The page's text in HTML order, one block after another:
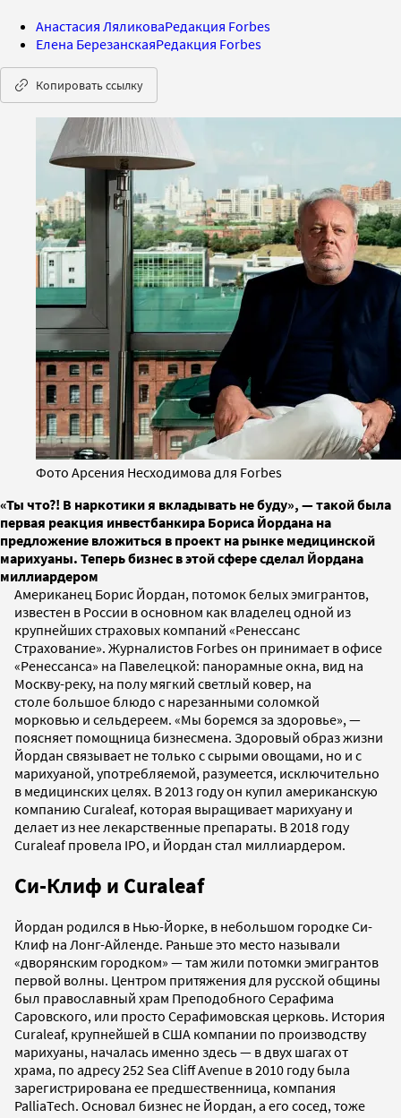
Анастасия ЛяликоваРедакция Forbes
Елена БерезанскаяРедакция Forbes
Копировать ссылку
Фото Арсения Несходимова для Forbes
«Ты что?! В наркотики я вкладывать не буду», — такой была
первая реакция инвестбанкира Бориса Йордана на
предложение вложиться в проект на рынке медицинской
марихуаны. Теперь бизнес в этой сфере сделал Йордана
миллиардером
Американец Борис Йордан, потомок белых эмигрантов,
известен в России в основном как владелец одной из
крупнейших страховых компаний «Ренессанс
Страхование». Журналистов Forbes он принимает в офисе
«Ренессанса» на Павелецкой: панорамные окна, вид на
Москву-реку, на полу мягкий светлый ковер, на
столе большое блюдо с нарезанными соломкой
морковью и сельдереем. «Мы боремся за здоровье», —
поясняет помощница бизнесмена. Здоровый образ жизни
Йордан связывает не только с сырыми овощами, но и с
марихуаной, употребляемой, разумеется, исключительно
в медицинских целях. В 2013 году он купил американскую
компанию Curaleaf, которая выращивает марихуану и
делает из нее лекарственные препараты. В 2018 году
Curaleaf провела IPO, и Йордан стал миллиардером.
Си-Клиф и Curaleaf
Йордан родился в Нью-Йорке, в небольшом городке Си-
Клиф на Лонг-Айленде. Раньше это место называли
«дворянским городком» — там жили потомки эмигрантов
первой волны. Центром притяжения для русской общины
был православный храм Преподобного Серафима
Саровского, или просто Серафимовская церковь. История
Curaleaf, крупнейшей в США компании по производству
марихуаны, началась именно здесь — в двух шагах от
храма, по адресу 252 Sea Cliff Avenue в 2010 году была
зарегистрирована ее предшественница, компания
PalliaTech. Основал бизнес не Йордан, а его сосед, тоже